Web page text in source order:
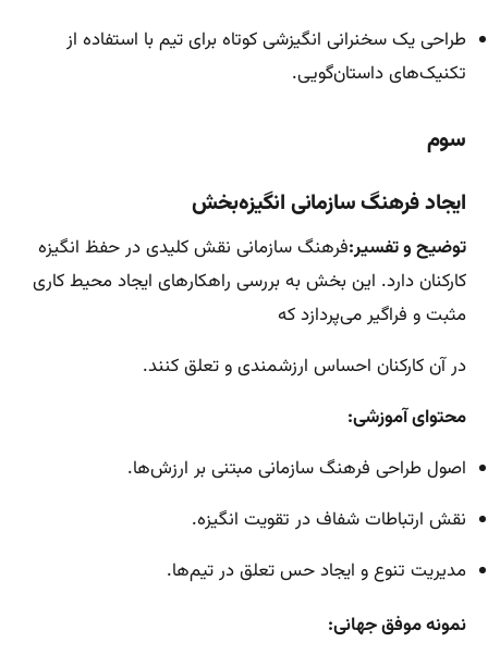
طراحی یک سخنرانی انگیزشی کوتاه برای تیم با استفاده از
تکنیک‌های داستان‌گویی.
سوم
ایجاد فرهنگ سازمانی انگیزه‌بخش
توضیح و تفسیر:فرهنگ سازمانی نقش کلیدی در حفظ انگیزه
کارکنان دارد. این بخش به بررسی راهکارهای ایجاد محیط کاری
مثبت و فراگیر می‌پردازد که
در آن کارکنان احساس ارزشمندی و تعلق کنند.
محتوای آموزشی:
اصول طراحی فرهنگ سازمانی مبتنی بر ارزش‌ها.
نقش ارتباطات شفاف در تقویت انگیزه.
مدیریت تنوع و ایجاد حس تعلق در تیم‌ها.
نمونه موفق جهانی: